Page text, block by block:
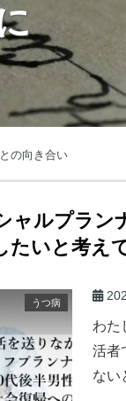
の向き合い
ャルプラン
たいと考え
うつ病
わた
活者
ない